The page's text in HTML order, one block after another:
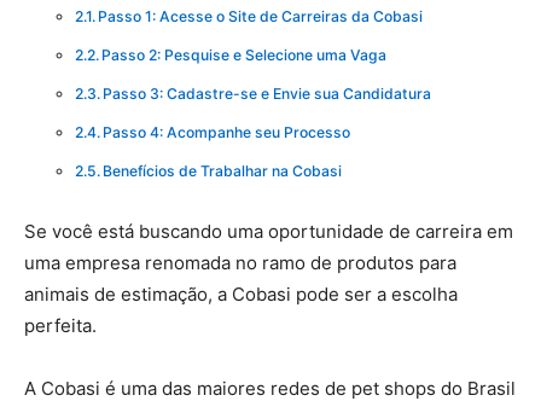
Passo 1: Acesse o Site de Carreiras da Cobasi
Passo 2: Pesquise e Selecione uma Vaga
Passo 3: Cadastre-se e Envie sua Candidatura
Passo 4: Acompanhe seu Processo
Benefícios de Trabalhar na Cobasi
Se você está buscando uma oportunidade de carreira em
uma empresa renomada no ramo de produtos para
animais de estimação, a Cobasi pode ser a escolha
perfeita.
A Cobasi é uma das maiores redes de pet shops do Brasil